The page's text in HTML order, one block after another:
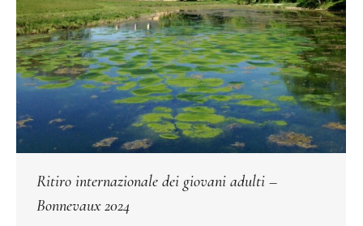
Ritiro internazionale dei giovani adulti –
Bonnevaux 2024